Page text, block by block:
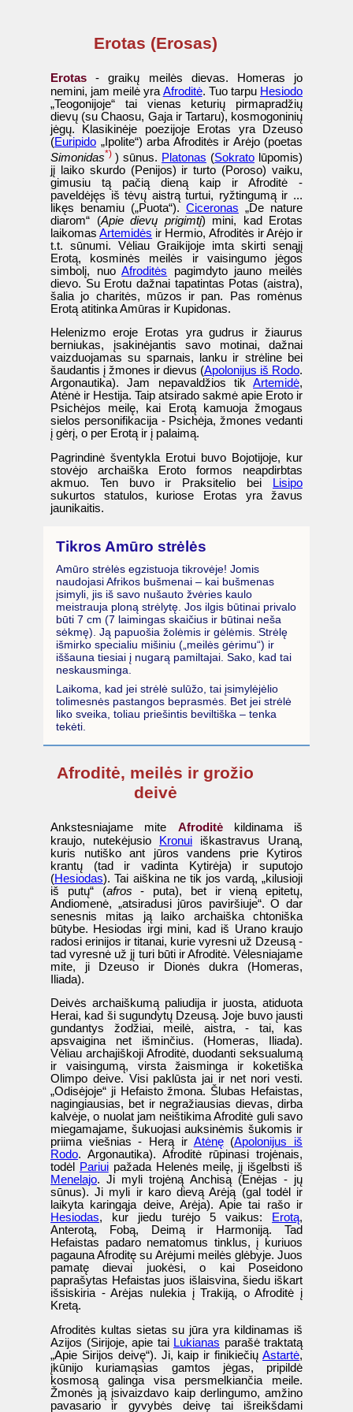
Erotas (Erosas)
Erotas - graikų meilės dievas. Homeras jo
nemini, jam meilė yra Afroditė. Tuo tarpu Hesiodo
„Teogonijoje“ tai vienas keturių pirmapradžių
dievų (su Chaosu, Gaja ir Tartaru), kosmogoninių
jėgų. Klasikinėje poezijoje Erotas yra Dzeuso
(Euripido „Ipolite“) arba Afroditės ir Arėjo (poetas
Simonidas*) ) sūnus. Platonas (Sokrato lūpomis)
jį laiko skurdo (Penijos) ir turto (Poroso) vaiku,
gimusiu tą pačią dieną kaip ir Afroditė -
paveldėjęs iš tėvų aistrą turtui, ryžtingumą ir ...
likęs benamiu („Puota“). Ciceronas „De nature
diarom“ (Apie dievų prigimtį) mini, kad Erotas
laikomasArtemidės ir Hermio, Afroditės ir Arėjo ir
t.t. sūnumi. Vėliau Graikijoje imta skirti senąjį
Erotą, kosminės meilės ir vaisingumo jėgos
simbolį, nuoAfroditės pagimdyto jauno meilės
dievo. Su Erotu dažnai tapatintas Potas (aistra),
šalia jo charitės, mūzos ir pan. Pas romėnus
Erotą atitinka Amūras ir Kupidonas.
Helenizmo eroje Erotas yra gudrus ir žiaurus
berniukas, įsakinėjantis savo motinai, dažnai
vaizduojamas su sparnais, lanku ir strėline bei
šaudantis į žmones ir dievus (Apolonijus iš Rodo.
Argonautika). Jam nepavaldžios tik Artemidė,
Atėnė ir Hestija. Taip atsirado sakmė apie Eroto ir
Psichėjos meilę, kai Erotą kamuoja žmogaus
sielos personifikacija - Psichėja, žmones vedanti
į gėrį, o per Erotą ir į palaimą.
Pagrindinė šventykla Erotui buvo Bojotijoje, kur
stovėjo archaiška Eroto formos neapdirbtas
akmuo. Ten buvo ir Praksitelio bei
Lisipo
sukurtos statulos, kuriose Erotas yra žavus
jaunikaitis.
Tikros Amūro strėlės
Amūro strėlės egzistuoja tikrovėje! Jomis
naudojasi Afrikos bušmenai – kai bušmenas
įsimyli, jis iš savo nušauto žvėries kaulo
meistrauja ploną strėlytę. Jos ilgis būtinai privalo
būti 7 cm (7 laimingas skaičius ir būtinai neša
sėkmę). Ją papuošia žolėmis ir gėlėmis. Strėlę
išmirko specialiu mišiniu („meilės gėrimu“) ir
iššauna tiesiai į nugarą pamiltajai. Sako, kad tai
neskausminga.
Laikoma, kad jei strėlė sulūžo, tai įsimylėjėlio
tolimesnės pastangos beprasmės. Bet jei strėlė
liko sveika, toliau priešintis beviltiška – tenka
tekėti.
Afroditė, meilės ir grožio
deivė
Ankstesniajame mite Afroditėkildinama iš
kraujo, nutekėjusio
Kronui iškastravus Uraną,
kuris nutiško ant jūros vandens prie Kytiros
krantų (tad ir vadinta Kytirėja) ir suputojo
(Hesiodas). Tai aiškina ne tik jos vardą, „kilusioji
iš putų“ (afros - puta), bet ir vieną epitetų,
Andiomenė, „atsiradusi jūros paviršiuje“. O dar
senesnis mitas ją laiko archaiška chtoniška
būtybe. Hesiodas irgi mini, kad iš Urano kraujo
radosi erinijos ir titanai, kurie vyresni už Dzeusą -
tad vyresnė už jį turi būti ir Afroditė. Vėlesniajame
mite, ji Dzeuso ir Dionės dukra (Homeras,
Iliada).
Deivės archaiškumą paliudija ir juosta, atiduota
Herai, kad ši sugundytų Dzeusą. Joje buvo įausti
gundantys žodžiai, meilė, aistra, - tai, kas
apsvaigina net išminčius. (Homeras, Iliada).
Vėliau archajiškoji Afroditė, duodanti seksualumą
ir vaisingumą, virsta žaisminga ir koketiška
Olimpo deive. Visi paklūsta jai ir net nori vesti.
„Odisėjoje“ ji Hefaisto žmona. Šlubas Hefaistas,
nagingiausias, bet ir negražiausias dievas, dirba
kalvėje, o nuolat jam neištikima Afroditė guli savo
miegamajame, šukuojasi auksinėmis šukomis ir
priima viešnias - Herą ir Atėnę(Apolonijus iš
Rodo. Argonautika). Afroditė rūpinasi trojėnais,
todėl
Pariuipažada Helenės meilę, jį išgelbsti iš
Menelajo. Ji myli trojėną Anchisą (Enėjas - jų
sūnus). Ji myli ir karo dievą Arėją (gal todėl ir
laikyta karingąja deive, Arėja). Apie tai rašo ir
Hesiodas, kur jiedu turėjo 5 vaikus: Erotą,
Anterotą, Fobą, Deimą ir Harmoniją. Tad
Hefaistas padaro nematomus tinklus, į kuriuos
pagauna Afroditę su Arėjumi meilės glėbyje. Juos
pamatę dievai juokėsi, o kai Poseidono
paprašytas Hefaistas juos išlaisvina, šiedu iškart
išsiskiria - Arėjas nulekia į Trakiją, o Afroditė į
Kretą.
Afroditės kultas sietas su jūra yra kildinamas iš
Azijos (Sirijoje, apie tai Lukianas parašė traktatą
„Apie Sirijos deivę“). Ji, kaip ir finikiečių Astartė,
įkūnijo kuriamąsias gamtos jėgas, pripildė
kosmosą galinga visa persmelkiančia meile.
Žmonės ją įsivaizdavo kaip derlingumo, amžino
pavasario ir gyvybės deivę tai išreikšdami